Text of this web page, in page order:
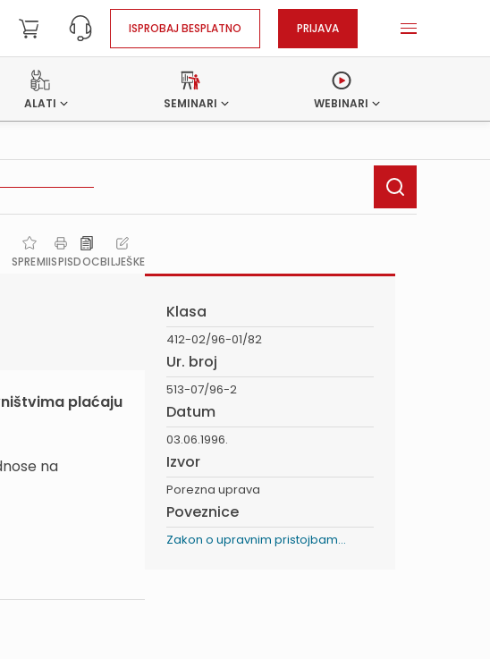
ISPROBAJ BESPLATNO PRIJAVA
ALATI SEMINARI WEBINARI
SPREMIISPISDOCBILJEŠKE
plaćaju
na
Klasa
412-02/96-01/82
Ur. broj
513-07/96-2
Datum
03.06.1996.
Izvor
Porezna uprava
Poveznice
Zakon o upravnim pristojbam...